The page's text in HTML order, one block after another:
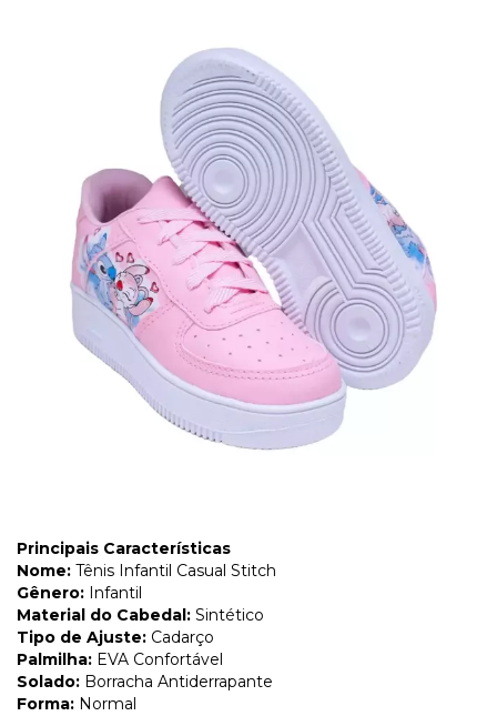
Principais Características
Nome: Tênis Infantil Casual Stitch
Gênero: Infantil
Material do Cabedal: Sintético
Tipo de Ajuste: Cadarço
Palmilha: EVA Confortável
Solado: Borracha Antiderrapante
Forma: Normal